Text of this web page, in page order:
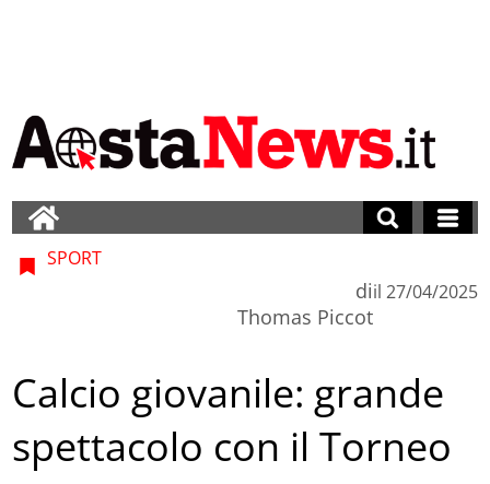
SPORT
di
Thomas Piccot
il 27/04/2025
Calcio giovanile: grande
spettacolo con il Torneo